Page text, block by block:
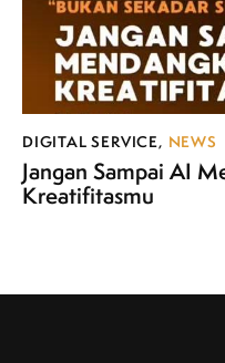
DIGITAL SERVICE, NEWS
Jangan Sampai AI
Kreatifitasmu